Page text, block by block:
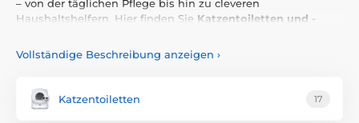
– von der täglichen Pflege bis hin zu cleveren
Haushaltshelfern. Hier finden Sie Katzentoiletten und -
bequeme
Schlafplätze , unterhaltsames
Kratzbäume und Kratzmöbel
Fernüberwachung oder
für sichere
Bewegung im Freien fehlen nicht. Selbstverständlich finden
Vollständige Beschreibung anzeigen ›
Katzentoiletten 17